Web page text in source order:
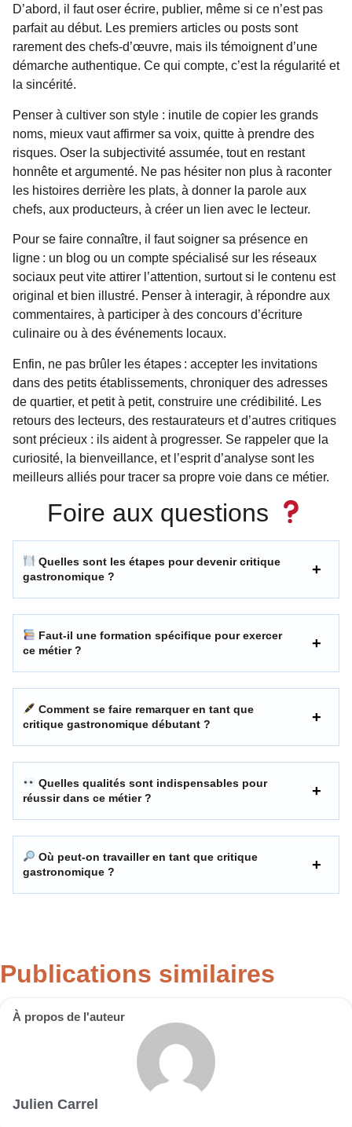
D’abord, il faut oser écrire, publier, même si ce n’est pas
parfait au début. Les premiers articles ou posts sont
rarement des chefs-d’œuvre, mais ils témoignent d’une
démarche authentique. Ce qui compte, c’est la régularité et
la sincérité.
Penser à cultiver son style : inutile de copier les grands
noms, mieux vaut affirmer sa voix, quitte à prendre des
risques. Oser la subjectivité assumée, tout en restant
honnête et argumenté. Ne pas hésiter non plus à raconter
les histoires derrière les plats, à donner la parole aux
chefs, aux producteurs, à créer un lien avec le lecteur.
Pour se faire connaître, il faut soigner sa présence en
ligne : un blog ou un compte spécialisé sur les réseaux
sociaux peut vite attirer l’attention, surtout si le contenu est
original et bien illustré. Penser à interagir, à répondre aux
commentaires, à participer à des concours d’écriture
culinaire ou à des événements locaux.
Enfin, ne pas brûler les étapes : accepter les invitations
dans des petits établissements, chroniquer des adresses
de quartier, et petit à petit, construire une crédibilité. Les
retours des lecteurs, des restaurateurs et d’autres critiques
sont précieux : ils aident à progresser. Se rappeler que la
curiosité, la bienveillance, et l’esprit d’analyse sont les
meilleurs alliés pour tracer sa propre voie dans ce métier.
Foire aux questions
Quelles sont les étapes pour devenir critique
gastronomique ?
Faut-il une formation spécifique pour exercer
ce métier ?
Comment se faire remarquer en tant que
critique gastronomique débutant ?
Quelles qualités sont indispensables pour
réussir dans ce métier ?
Où peut-on travailler en tant que critique
gastronomique ?
Publications similaires
À propos de l'auteur
Julien Carrel